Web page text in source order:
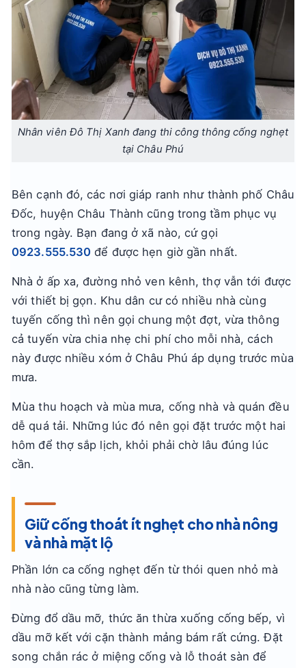
Nhân viên Đô Thị Xanh đang thi công thông cống nghẹt
tại Châu Phú
Bên cạnh đó, các nơi giáp ranh như thành phố Châu
Đốc, huyện Châu Thành cũng trong tầm phục vụ
trong ngày. Bạn đang ở xã nào, cứ gọi
0923.555.530 để được hẹn giờ gần nhất.
Nhà ở ấp xa, đường nhỏ ven kênh, thợ vẫn tới được
với thiết bị gọn. Khu dân cư có nhiều nhà cùng
tuyến cống thì nên gọi chung một đợt, vừa thông
cả tuyến vừa chia nhẹ chi phí cho mỗi nhà, cách
này được nhiều xóm ở Châu Phú áp dụng trước mùa
mưa.
Mùa thu hoạch và mùa mưa, cống nhà và quán đều
dễ quá tải. Những lúc đó nên gọi đặt trước một hai
hôm để thợ sắp lịch, khỏi phải chờ lâu đúng lúc
cần.
Giữ cống thoát ít nghẹt cho nhà nông
và nhà mặt lộ
Phần lớn ca cống nghẹt đến từ thói quen nhỏ mà
nhà nào cũng từng làm.
Đừng đổ dầu mỡ, thức ăn thừa xuống cống bếp, vì
dầu mỡ kết với cặn thành mảng bám rất cứng. Đặt
song chắn rác ở miệng cống và lỗ thoát sàn để